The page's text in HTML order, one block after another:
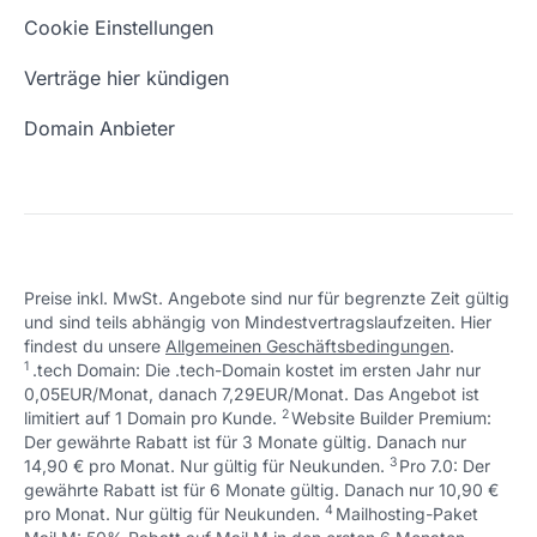
+49 (0) 451 / 70 99 70
support@checkdomain.de
Schön, dass ich dir helfen konnte.
Tut mir leid, du erreichst uns unter:
+49 (0) 451 / 70 99 70
support@checkdomain.de
Schön, dass ich dir helfen konnte.
Tut mir leid, du erreichst uns unter:
+49 (0) 451 / 70 99 70oder
support@checkdomain.de
Schön, dass ich dir helfen konnte.
Tut mir leid, du erreichst uns unter:
+49 (0) 451 / 70 99 70oder
support@checkdomain.de
Schön, dass ich dir helfen konnte.
Tut mir leid, du erreichst uns unter:
+49 (0) 451 / 70 99 70oder
support@checkdomain.de
Domain Umzug
Wie ist meine IP?
Email Adresse erstellen
Cookie Einstellungen
Verträge hier kündigen
Domain Anbieter
Preise inkl. MwSt. Angebote sind nur für begrenzte Zeit gültig
und sind teils abhängig von Mindestvertragslaufzeiten. Hier
findest du unsere Allgemeinen Geschäftsbedingungen.
1 .tech Domain: Die .tech-Domain kostet im ersten Jahr nur
0,05EUR/Monat, danach 7,29EUR/Monat. Das Angebot ist
limitiert auf 1 Domain pro Kunde. ↩ 1
2 Website Builder Premium:
Der gewährte Rabatt ist für 3 Monate gültig. Danach nur
14,90 € pro Monat. Nur gültig für Neukunden. ↩ 1
3 Pro 7.0: Der
gewährte Rabatt ist für 6 Monate gültig. Danach nur 10,90 €
pro Monat. Nur gültig für Neukunden. ↩ 1
4 Mailhosting-Paket